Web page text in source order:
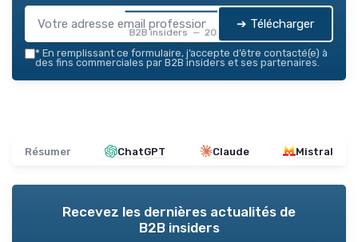
B2B insiders — 2026
➔ Télécharger
* En remplissant ce formulaire, j’accepte d’être contacté(e) à
des fins commerciales par B2B insiders et ses partenaires.
Résumer ChatGPT Claude Mistral
Recevez les dernières actualités de
B2B insiders